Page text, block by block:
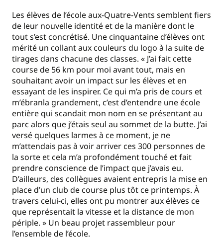
Les élèves de l’école aux-Quatre-Vents semblent fiers
de leur nouvelle identité et de la manière dont le
tout s’est concrétisé. Une cinquantaine d’élèves ont
mérité un collant aux couleurs du logo à la suite de
tirages dans chacune des classes. « J’ai fait cette
course de 56 km pour moi avant tout, mais en
souhaitant avoir un impact sur les élèves et en
essayant de les inspirer. Ce qui m’a pris de cours et
m’ébranla grandement, c’est d’entendre une école
entière qui scandait mon nom en se présentant au
parc alors que j’étais seul au sommet de la butte. J’ai
versé quelques larmes à ce moment, je ne
m’attendais pas à voir arriver ces 300 personnes de
la sorte et cela m’a profondément touché et fait
prendre conscience de l’impact que j’avais eu.
D’ailleurs, des collègues avaient entrepris la mise en
place d’un club de course plus tôt ce printemps. À
travers celui-ci, elles ont pu montrer aux élèves ce
que représentait la vitesse et la distance de mon
périple. » Un beau projet rassembleur pour
l’ensemble de l’école.